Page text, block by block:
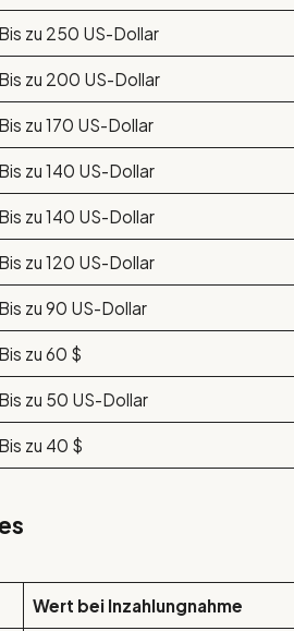
Bis zu 250 US-Dollar
Bis zu 200 US-Dollar
Bis zu 170 US-Dollar
Bis zu 140 US-Dollar
Bis zu 140 US-Dollar
Bis zu 120 US-Dollar
Bis zu 90 US-Dollar
Bis zu 60 $
Bis zu 50 US-Dollar
Bis zu 40 $
Wert bei Inzahlungnahme